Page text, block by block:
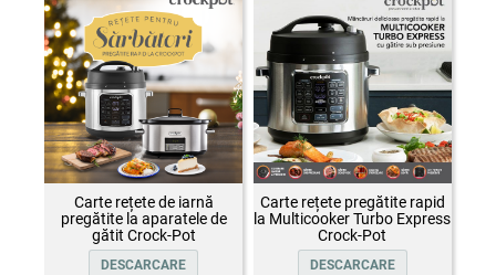
Carte rețete de iarnă
pregătite la aparatele de
gătit Crock-Pot
DESCARCARE
Carte rețete pregătite rapid
la Multicooker Turbo Express
Crock-Pot
DESCARCARE